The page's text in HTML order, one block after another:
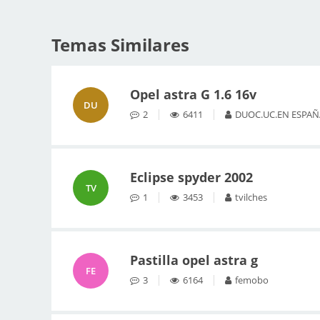
Temas Similares
DU
Opel astra G 1.6 16v
2 6411 DUOC.UC.EN
TV
Eclipse spyder 2002
1 3453 tvilches
FE
Pastilla opel astra g
3 6164 femobo